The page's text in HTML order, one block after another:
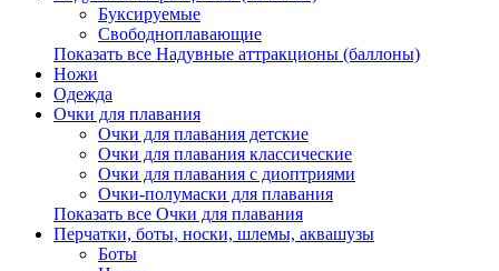
Буксируемые
Свободноплавающие
Показать все Надувные аттракционы (баллоны)
Ножи
Одежда
Очки для плавания
Очки для плавания детские
Очки для плавания классические
Очки для плавания с диоптриями
Очки-полумаски для плавания
Показать все Очки для плавания
Перчатки, боты, носки, шлемы, аквашузы
Боты